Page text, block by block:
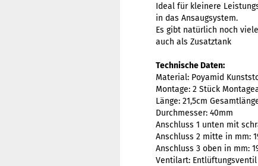
Ideal für kleinere
in das Ansaugsystem.
Es gibt natürlich noch
auch als Zusatztank
Technische Daten:
Material: Poyamid
Montage: 2 Stück
Länge: 21,5cm
Durchmesser: 40mm
Anschluss 1 unten mit
Anschluss 2 mitte in mm:
Anschluss 3 oben in mm:
Ventilart: Entlüftungsventil